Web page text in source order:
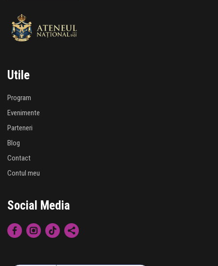
Utile
Program
Evenimente
Parteneri
Blog
Contact
Contul meu
Social Media